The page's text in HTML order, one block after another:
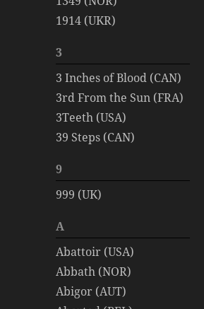
1914 (UKR)
3
3 Inches of Blood (CAN)
3rd From the Sun (FRA)
3Teeth (USA)
39 Steps (CAN)
9
999 (UK)
A
Abattoir (USA)
Abbath (NOR)
Abigor (AUT)